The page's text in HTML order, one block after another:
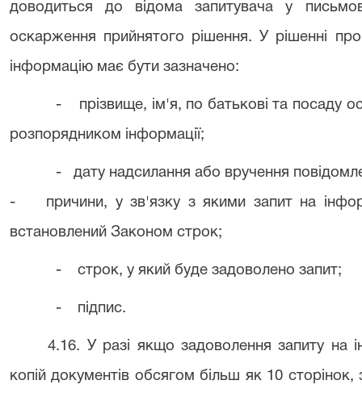
доводиться до відома запитувача у
оскарження прийнятого рішення. У рішенні
інформацію має бути зазначено:
- прізвище, ім'я, по батькові та посаду
розпорядником інформації;
- дату надсилання або вручення
- причини, у зв'язку з якими запит на
встановлений Законом строк;
- строк, у який буде задоволено запит;
- підпис.
4.16. У разі якщо задоволення запиту на
копій документів обсягом більш як 10